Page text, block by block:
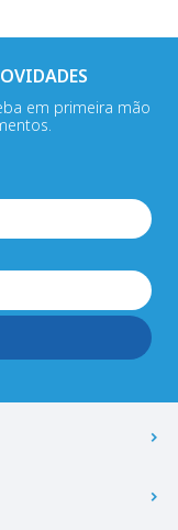
em primeira mão